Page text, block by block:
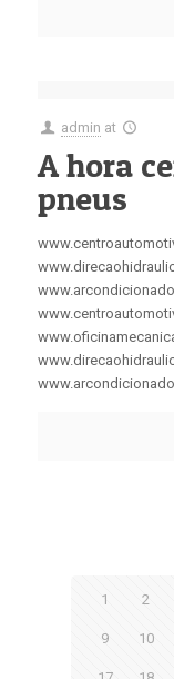
admin at
A hora
pneus
1 2
9 10